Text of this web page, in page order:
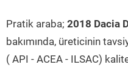
Pratik araba; 2018 Dacia
bakımında, üreticinin
( API - ACEA - ILSAC)